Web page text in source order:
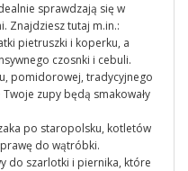
sprawdzają się w
Znajdziesz tutaj m.in.:
pietruszki i koperku, a
czosnki i cebuli.
pomidorowej, tradycyjnego
zupy będą smakowały
po staropolsku, kotletów
do wątróbki.
do szarlotki i piernika, które